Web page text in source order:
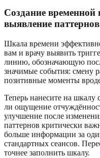
Создание
выявление паттернов
Шкала времени
вам и врачу выявить
линию, обозначающую
значимые события: смену
позитивные моменты
Теперь нанесите на
ли ощущение
улучшение после
паттернов критически
больше информации за
стандартных сеансов.
точнее заполнить шкалу.